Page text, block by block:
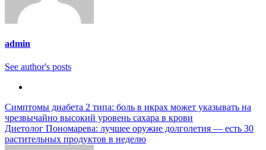
admin
See author's posts
Навигация
по
записям
Симптомы диабета 2 типа: боль в икрах может указывать на
чрезвычайно высокий уровень сахара в крови
Диетолог Пономарева: лучшее оружие долголетия — есть 30
растительных продуктов в неделю